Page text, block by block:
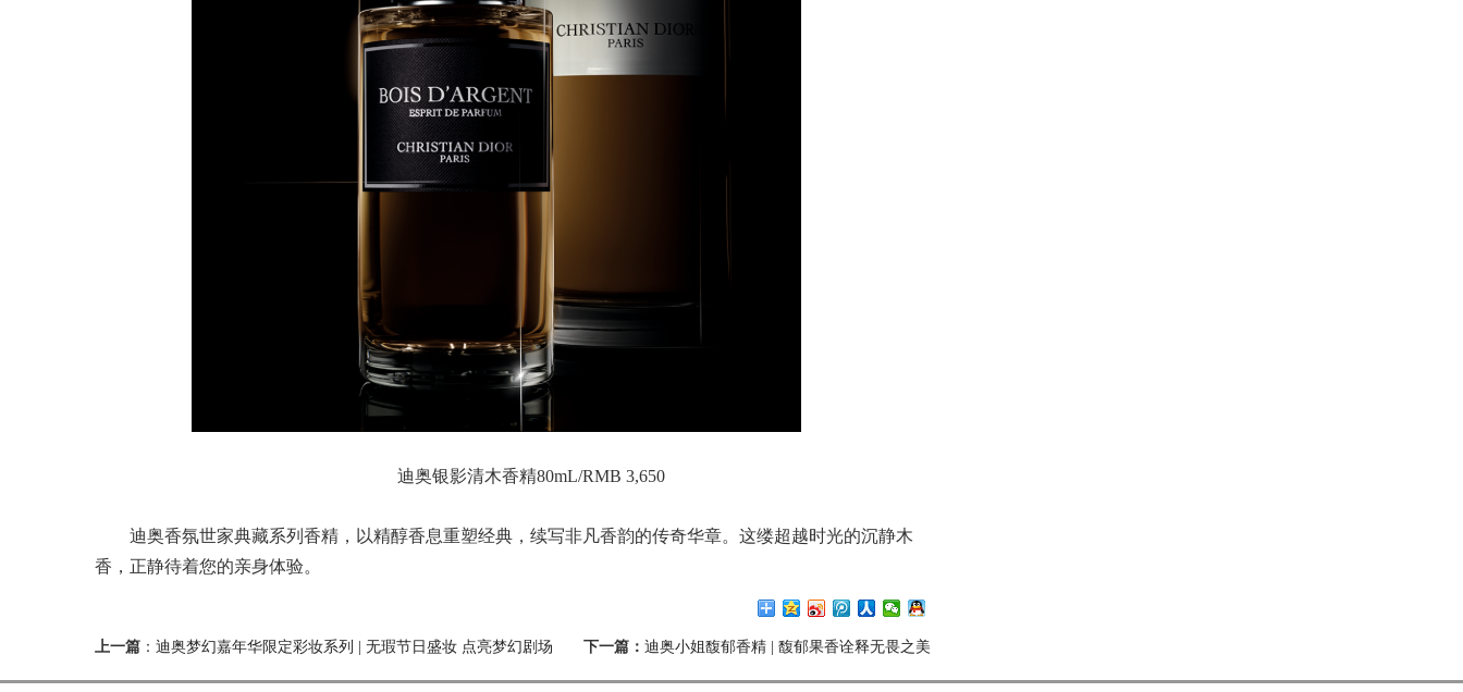
迪奥银影清木香精80mL/RMB 3,650
迪奥香氛世家典藏系列香精，以精醇香息重塑经典，续写非凡香韵的传奇华章。这缕超越时光的沉静木
香，正静待着您的亲身体验。
上一篇 ： 迪奥梦幻嘉年华限定彩妆系列 | 无瑕节日盛妆 点亮梦幻剧场 下一篇： 迪奥小姐馥郁香精 | 馥郁果香诠释无畏之美